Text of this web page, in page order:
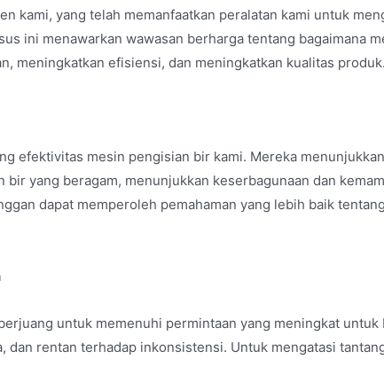
kami, yang telah memanfaatkan peralatan kami untuk
ini menawarkan wawasan berharga tentang bagaimana
meningkatkan efisiensi, dan meningkatkan kualitas produk.
efektivitas mesin pengisian bir kami. Mereka
yang beragam, menunjukkan keserbagunaan dan
dapat memperoleh pemahaman yang lebih baik
untuk memenuhi permintaan yang meningkat untuk
dan rentan terhadap inkonsistensi. Untuk mengatasi